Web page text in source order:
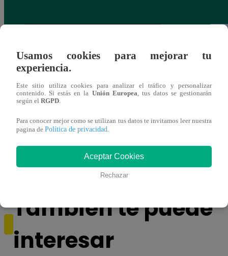
¿Yahaira Plasencia y Maritza Rodríguez
más unidas que nunca?
También te puede
interesar
Usamos cookies para mejorar tu
experiencia.
Este sitio utiliza cookies para analizar el tráfico y personalizar
contenido. Si estás en la Unión Europea, tus datos se gestionarán
según el RGPD.
Para conocer mejor como se utilizan tus datos te invitamos leer nuestra
pagina de Política de privacidad.
Aceptar Cookies
Rechazar